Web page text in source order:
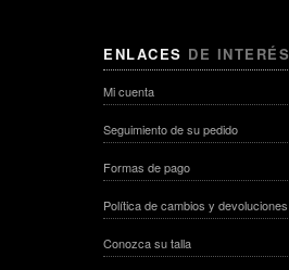
ENLACES DE INTERÉS
Mi cuenta
Seguimiento de su pedido
Formas de pago
Política de cambios y devoluciones
Conozca su talla